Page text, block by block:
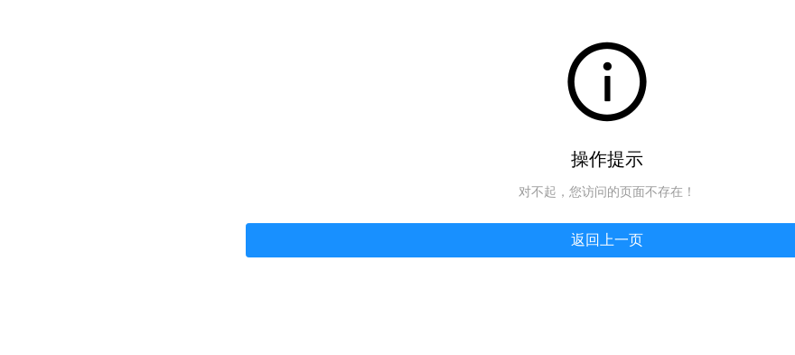
操作提示
对不起，您访问的页面不存在！
返回上一页